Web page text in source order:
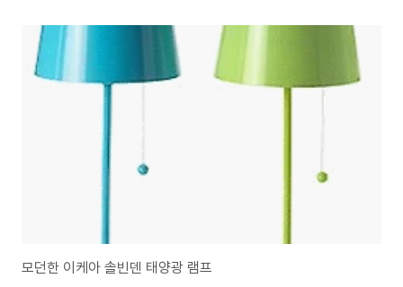
모던한 이케아 솔빈덴 태양광 램프